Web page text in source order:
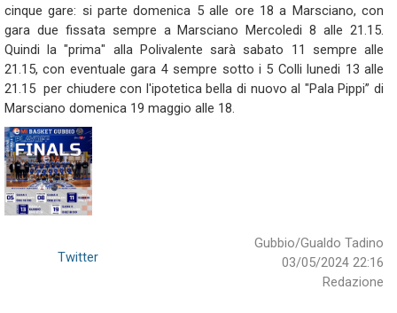
cinque gare: si parte domenica 5 alle ore 18 a Marsciano, con
gara due fissata sempre a Marsciano Mercoledi 8 alle 21.15.
Quindi la "prima" alla Polivalente sarà sabato 11 sempre alle
21.15, con eventuale gara 4 sempre sotto i 5 Colli lunedi 13 alle
21.15 per chiudere con l'ipotetica bella di nuovo al "Pala Pippi” di
Marsciano domenica 19 maggio alle 18.
Gubbio/Gualdo Tadino
03/05/2024 22:16
Redazione
Twitter